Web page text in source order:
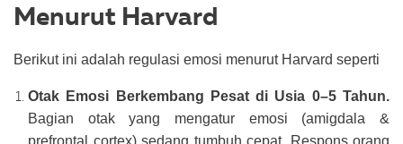
Menurut Harvard
Berikut ini adalah regulasi emosi menurut Harvard seperti
Otak Emosi Berkembang Pesat di Usia 0–5 Tahun.
Bagian otak yang mengatur emosi (amigdala &